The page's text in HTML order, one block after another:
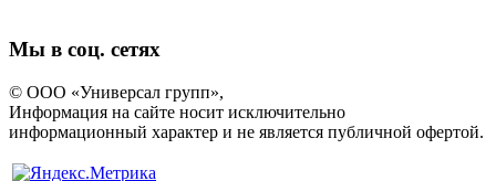
Мы в соц. сетях
© ООО «Универсал групп»,
Информация на сайте носит исключительно
информационный характер и не является публичной офертой.